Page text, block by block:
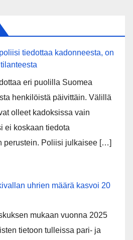
tiedottaa kadonneesta, on
eri puolilla Suomea
henkilöistä päivittäin. Välillä
olleet kadoksissa vain
ei koskaan tiedota
perustein. Poliisi julkaisee […]
uhrien määrä kasvoi 20
mukaan vuonna 2025
tietoon tulleissa pari- ja